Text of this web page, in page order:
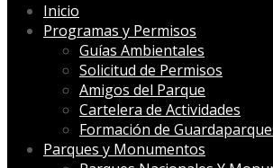
Inicio
Programas y Permisos
Guías Ambientales
Solicitud de Permisos
Amigos del Parque
Cartelera de Actividades
Formación de
Parques y Monumentos